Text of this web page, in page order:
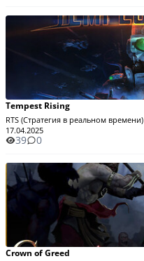
Tempest Rising
RTS (Стратегия в реальном времени)
17.04.2025
39 0
Crown of Greed